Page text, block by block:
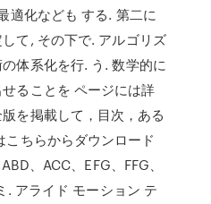
適化なども する. 第二に
て, その下で. アルゴリズ
体系化を行. う. 数学的に
ることを ページには詳
を掲載して，目次，ある
ちらからダウンロード
、ACC、EFG、FFG、
. アライド モーション テ